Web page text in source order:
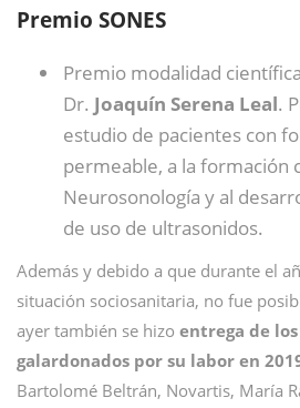
Premio SONES
Premio modalidad
Dr. Joaquín Serena Leal.
estudio de pacientes con
permeable, a la formación
Neurosonología y al
de uso de ultrasonidos.
Además y debido a que durante el
situación sociosanitaria, no fue
ayer también se hizo entrega de los
galardonados por su labor en
Bartolomé Beltrán, Novartis, María